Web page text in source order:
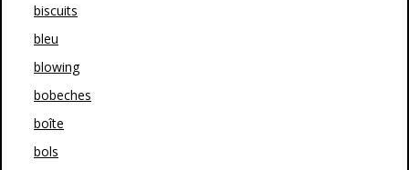
biscuits
bleu
blowing
bobeches
boîte
bols